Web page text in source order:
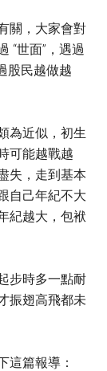
關，大家會對
“世面”，遇過
股民越做越
為近似，初生
可能越戰越
失，走到基本
自己年紀不大
紀越大，包袱
步時多一點耐
振翅高飛都未
這篇報導：